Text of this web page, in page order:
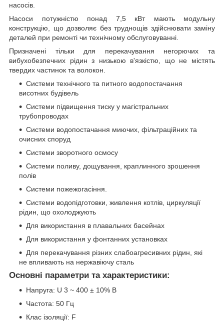
насосів.
Насоси потужністю понад 7,5 кВт мають модульну
конструкцію, що дозволяє без труднощів здійснювати заміну
деталей при ремонті чи технічному обслуговуванні.
Призначені тільки для перекачування негорючих та
вибухобезпечних рідин з низькою в'язкістю, що не містять
твердих частинок та волокон.
Системи технічного та питного водопостачання
висотних будівель
Системи підвищення тиску у магістральних
трубопроводах
Системи водопостачання миючих, фільтраційних та
очисних споруд
Системи зворотного осмосу
Системи поливу, дощування, краплинного зрошення
полів
Системи пожежогасіння.
Системи водопідготовки, живлення котлів, циркуляції
рідин, що охолоджують
Для використання в плавальних басейнах
Для використання у фонтанних установках
Для перекачування різних слабоагресивних рідин, які
не впливають на нержавіючу сталь
Основні параметри та характеристики:
Напруга: U 3 ~ 400 ± 10% В
Частота: 50 Гц
Клас ізоляції: F